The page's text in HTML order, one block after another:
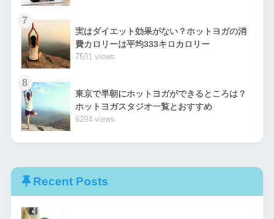
7
実はダイエット効果がない？ホットヨガの消
費カロリーは平均333キロカロリー
7531 views
8
東京で早朝にホットヨガができるところは？
ホットヨガスタジオ一覧とおすすめ
6294 views
Recent Posts